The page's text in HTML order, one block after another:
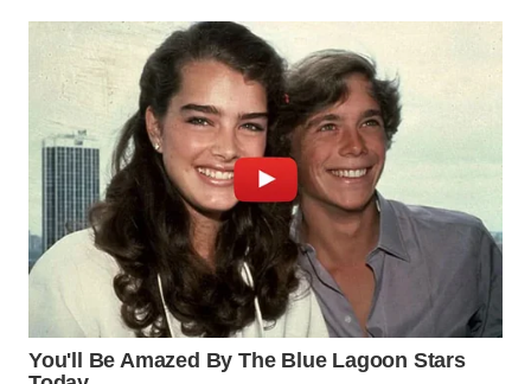
WN
LABUANBAJO
WN
BORNEO
Wahana
Media
WAHANA
NEWS